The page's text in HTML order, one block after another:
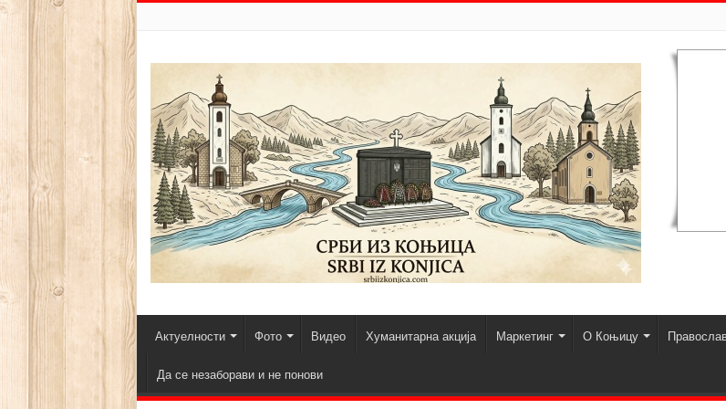
Актуелности Фото Видео Хуманитарна акција Маркетинг О Коњицу
Да се незаборави и не понови